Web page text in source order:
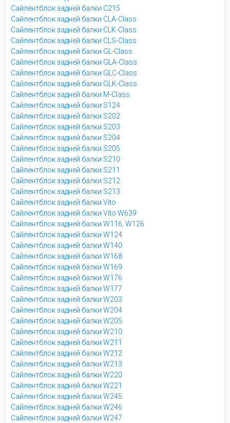
Сайлентблок задней балки C215
Сайлентблок задней балки CLA-Class
Сайлентблок задней балки CLK-Class
Сайлентблок задней балки CLS-Class
Сайлентблок задней балки GL-Class
Сайлентблок задней балки GLA-Class
Сайлентблок задней балки GLC-Class
Сайлентблок задней балки GLK-Class
Сайлентблок задней балки M-Class
Сайлентблок задней балки S124
Сайлентблок задней балки S202
Сайлентблок задней балки S203
Сайлентблок задней балки S204
Сайлентблок задней балки S205
Сайлентблок задней балки S210
Сайлентблок задней балки S211
Сайлентблок задней балки S212
Сайлентблок задней балки S213
Сайлентблок задней балки Vito
Сайлентблок задней балки Vito W639
Сайлентблок задней балки W116, W126
Сайлентблок задней балки W124
Сайлентблок задней балки W140
Сайлентблок задней балки W168
Сайлентблок задней балки W169
Сайлентблок задней балки W176
Сайлентблок задней балки W177
Сайлентблок задней балки W203
Сайлентблок задней балки W204
Сайлентблок задней балки W205
Сайлентблок задней балки W210
Сайлентблок задней балки W211
Сайлентблок задней балки W212
Сайлентблок задней балки W213
Сайлентблок задней балки W220
Сайлентблок задней балки W221
Сайлентблок задней балки W245
Сайлентблок задней балки W246
Сайлентблок задней балки W247